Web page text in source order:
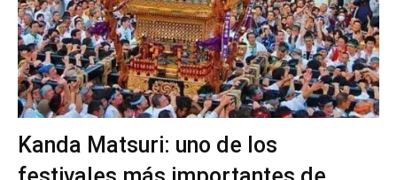
Kanda Matsuri: uno de los